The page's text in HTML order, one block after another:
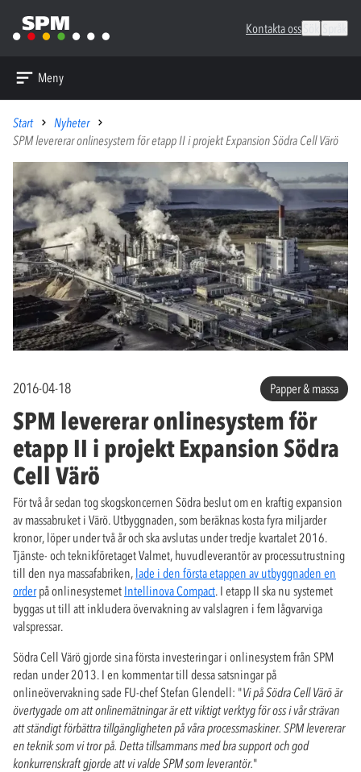
Kontakta oss
Meny
Start
Nyheter
SPM levererar onlinesystem för etapp II i projekt Expansion Södra Cell Värö
2016-04-18 Papper & massa
SPM levererar onlinesystem för
etapp II i projekt Expansion Södra
Cell Värö
För två år sedan tog skogskoncernen Södra beslut om en kraftig expansion
av massabruket i Värö. Utbyggnaden, som beräknas kosta fyra miljarder
kronor, löper under två år och ska avslutas under tredje kvartalet 2016.
Tjänste- och teknikföretaget Valmet, huvudleverantör av processutrustning
till den nya massafabriken, lade i den första etappen av utbyggnaden en
orderpå onlinesystemet Intellinova Compact. I etapp II ska nu systemet
byggas ut till att inkludera övervakning av valslagren i fem lågvarviga
valspressar.
Södra Cell Värö gjorde sina första investeringar i onlinesystem från SPM
redan under 2013. I en kommentar till dessa satsningar på
onlineövervakning sade FU-chef Stefan Glendell: "Vi på Södra Cell Värö är
övertygade om att onlinemätningar är ett viktigt verktyg för oss i vår strävan
att ständigt förbättra tillgängligheten på våra processmaskiner. SPM levererar
en teknik som vi tror på. Detta tillsammans med bra support och god
konkurrenskraft gjorde att vi valde SPM som leverantör."